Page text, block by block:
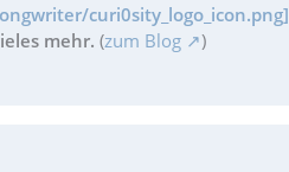
curi0sity_logo_icon.png]
mehr. (zum Blog )